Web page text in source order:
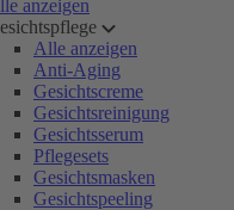
anzeigen
Alle anzeigen
Anti-Aging
Gesichtscreme
Gesichtsreinigung
Gesichtsserum
Pflegesets
Gesichtsmasken
Gesichtspeeling